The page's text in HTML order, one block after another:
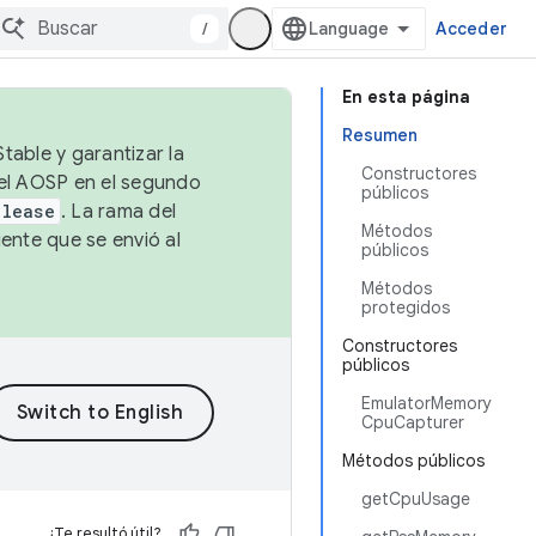
/ Acceder
En esta página
Resumen
Constructores
públicos
Métodos
públicos
Métodos
protegidos
Constructores
públicos
EmulatorMemory
CpuCapturer
Métodos públicos
getCpuUsage
y garantizar la
AOSP en el segundo
. La rama del
que se envió al